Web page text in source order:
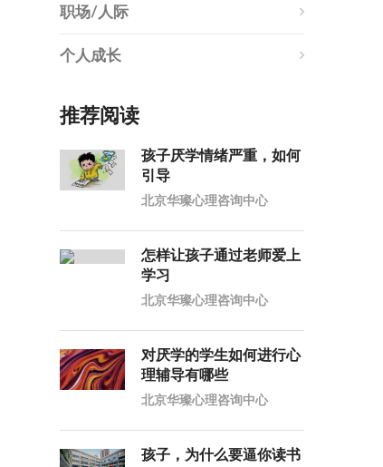
职场/人际
个人成长
推荐阅读
孩子厌学情绪严重，如何
引导
北京华璨心理咨询中心
怎样让孩子通过老师爱上
学习
北京华璨心理咨询中心
对厌学的学生如何进行心
理辅导有哪些
北京华璨心理咨询中心
孩子，为什么要逼你读书